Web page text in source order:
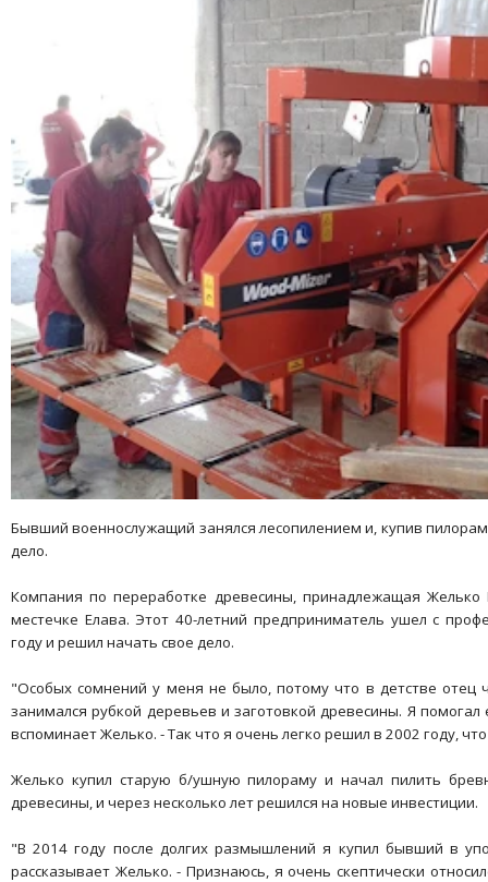
Бывший военнослужащий занялся лесопилением и, купив
дело.
Компания по переработке древесины, принадлежащая Желько
местечке Елава. Этот 40-летний предприниматель ушел с
году и решил начать свое дело.
"Особых сомнений у меня не было, потому что в детстве отец
занимался рубкой деревьев и заготовкой древесины. Я
вспоминает Желько. - Так что я очень легко решил в 2002 году,
Желько купил старую б/ушную пилораму и начал пилить
древесины, и через несколько лет решился на новые инвестиции.
"В 2014 году после долгих размышлений я купил бывший в
рассказывает Желько. - Признаюсь, я очень скептически